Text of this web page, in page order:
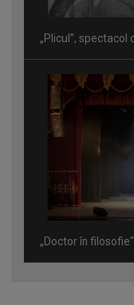
„Plicul”, spectacol
„Doctor în